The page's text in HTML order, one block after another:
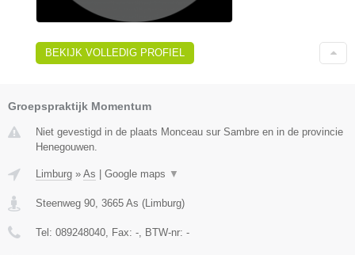
BEKIJK VOLLEDIG PROFIEL
Groepspraktijk Momentum
Niet gevestigd in de plaats Monceau sur Sambre en in de provincie
Henegouwen.
Limburg » As Google maps ▼
Steenweg 90, 3665 As (Limburg)
Tel: 089248040, Fax: -, BTW-nr: -